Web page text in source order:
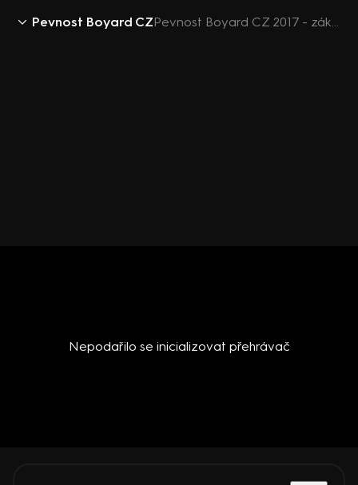
Pevnost Boyard CZ Pevnost Boyard CZ 2017 - zákulisí Pevnosti Boyard. Kolik na něm pracuje lidí?
Nepodařilo se inicializovat přehrávač